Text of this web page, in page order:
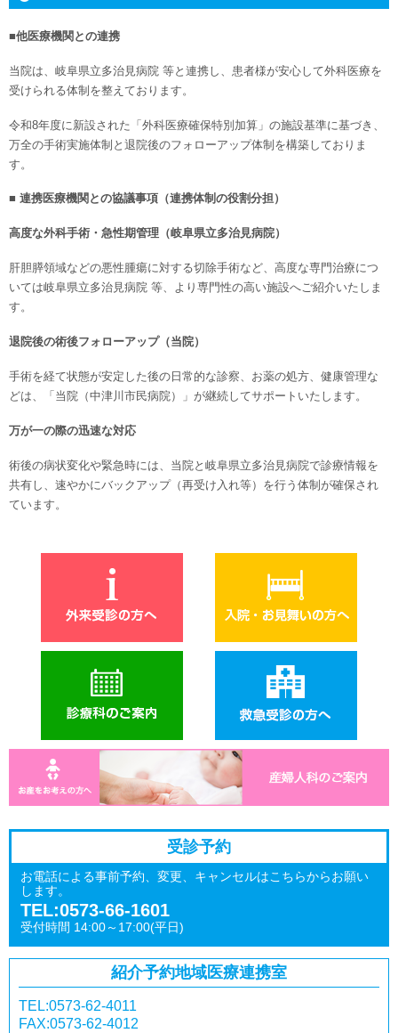
■他医療機関との連携
当院は、岐阜県立多治見病院 等と連携し、患者様が安心して外科医療を
受けられる体制を整えております。
令和8年度に新設された「外科医療確保特別加算」の施設基準に基づき、
万全の手術実施体制と退院後のフォローアップ体制を構築しておりま
す。
■ 連携医療機関との協議事項（連携体制の役割分担）
高度な外科手術・急性期管理（岐阜県立多治見病院）
肝胆膵領域などの悪性腫瘍に対する切除手術など、高度な専門治療につ
いては岐阜県立多治見病院 等、より専門性の高い施設へご紹介いたしま
す。
退院後の術後フォローアップ（当院）
手術を経て状態が安定した後の日常的な診察、お薬の処方、健康管理な
どは、「当院（中津川市民病院）」が継続してサポートいたします。
万が一の際の迅速な対応
術後の病状変化や緊急時には、当院と岐阜県立多治見病院で診療情報を
共有し、速やかにバックアップ（再受け入れ等）を行う体制が確保され
ています。
受診予約
お電話による事前予約、変更、キャンセルはこちらからお願い
します。
TEL:0573-66-1601
受付時間 14:00～17:00(平日)
紹介予約地域医療連携室
TEL:0573-62-4011
FAX:0573-62-4012